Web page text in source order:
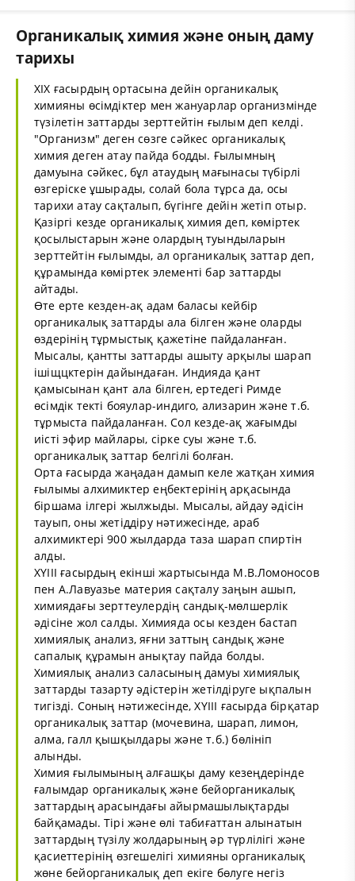
Органикалық химия және оның даму
тарихы
XIX ғасырдың ортасына дейін органикалық
химияны өсімдіктер мен жануарлар организмінде
түзілетін заттарды зерттейтін ғылым деп келді.
"Организм" деген сөзге сәйкес органикалық
химия деген атау пайда бодды. Ғылымның
дамуына сәйкес, бұл атаудың мағынасы түбірлі
өзгеріске ұшырады, солай бола тұрса да, осы
тарихи атау сақталып, бүгінге дейін жетіп отыр.
Қазіргі кезде органикалық химия деп, көміртек
қосылыстарын және олардың туындыларын
зерттейтін ғылымды, ал органикалық заттар деп,
құрамында көміртек элементі бар заттарды
айтады.
Өте ерте кезден-ақ адам баласы кейбір
органикалық заттарды ала білген және оларды
өздерінің тұрмыстық қажетіне пайдаланған.
Мысалы, қантты заттарды ашыту арқылы шарап
ішіщцктерін дайындаған. Индияда қант
қамысынан қант ала білген, ертедегі Римде
өсімдік текті бояулар-индиго, ализарин және т.б.
тұрмыста пайдаланған. Сол кезде-ақ жағымды
иісті эфир майлары, сірке суы және т.б.
органикалық заттар белгілі болған.
Орта ғасырда жаңадан дамып келе жатқан химия
ғылымы алхимиктер еңбектерінің арқасында
біршама ілгері жылжыды. Мысалы, айдау әдісін
тауып, оны жетіддіру нәтижесінде, араб
алхимиктері 900 жылдарда таза шарап спиртін
алды.
ХҮІІІ ғасырдың екінші жартысында М.В.Ломоносов
пен А.Лавуазье материя сақталу заңын ашып,
химиядағы зерттеулердің сандық-мөлшерлік
әдісіне жол салды. Химияда осы кезден бастап
химиялық анализ, яғни заттың сандық және
сапалық құрамын анықтау пайда болды.
Химиялық анализ саласының дамуы химиялық
заттарды тазарту әдістерін жетілдіруге ықпалын
тигізді. Соның нәтижесінде, ХҮІІІ ғасырда бірқатар
органикалық заттар (мочевина, шарап, лимон,
алма, галл қышқылдары және т.б.) бөлініп
алынды.
Химия ғылымының алғашқы даму кезеңдерінде
ғалымдар органикалық және бейорганикалық
заттардың арасындағы айырмашылықтарды
байқамады. Тірі және өлі табиғаттан алынатын
заттардың түзілу жолдарының әр түрлілігі және
қасиеттерінің өзгешелігі химияны органикалық
жөне бейорганикалық деп екіге бөлуге негіз